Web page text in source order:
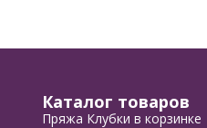
Каталог товаров
Пряжа Клубки в корзинке